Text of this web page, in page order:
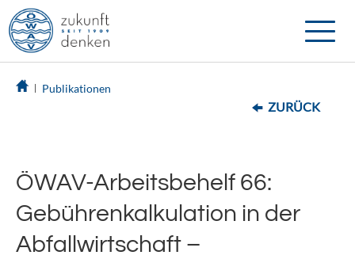
Toggle
Publikationen
ZURÜCK
ÖWAV-Arbeitsbehelf 66:
Gebührenkalkulation in der
Abfallwirtschaft –